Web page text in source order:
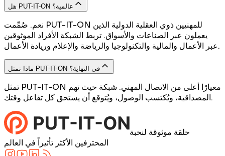
هل PUT-IT-ON عالمية؟
نعم. صُمِّمت PUT-IT-ON للمهنيين ذوي العقلية الدولية الذين
يعملون عبر الصناعات والأسواق. تربط الشبكة الأفراد الموثوقين
عبر الأعمال والمالية والتكنولوجيا والرياضة والإعلام وريادة الأعمال.
ماذا تمثل PUT-IT-ON في النهاية؟
تمثل PUT-IT-ON معيارًا أعلى من الاتصال المهني. شبكة حيث تهم
المصداقية، ويُكتسب الوصول، ويُتوقع أن يستحق كل تفاعل وقتك.
حلقة موثوقة لنخبة
المحترفين الأكثر تأثيراً في العالم